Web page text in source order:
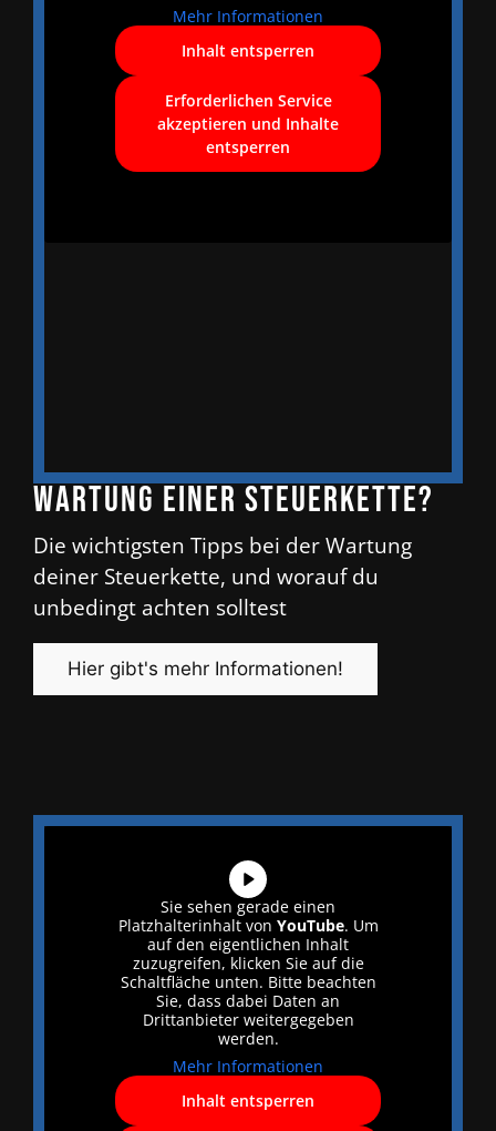
Wartung einer Steuerkette?
Die wichtigsten Tipps bei der Wartung
deiner Steuerkette, und worauf du
unbedingt achten solltest
Hier gibt's mehr Informationen!
Mehr Informationen
Inhalt entsperren
Erforderlichen Service
akzeptieren und Inhalte
entsperren
Sie sehen gerade einen
Platzhalterinhalt von YouTube. Um
auf den eigentlichen Inhalt
zuzugreifen, klicken Sie auf die
Schaltfläche unten. Bitte beachten
Sie, dass dabei Daten an
Drittanbieter weitergegeben
werden.
Mehr Informationen
Inhalt entsperren